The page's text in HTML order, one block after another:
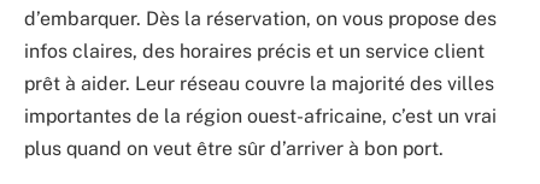
d’embarquer. Dès la réservation, on vous propose des
infos claires, des horaires précis et un service client
prêt à aider. Leur réseau couvre la majorité des villes
importantes de la région ouest-africaine, c’est un vrai
plus quand on veut être sûr d’arriver à bon port.